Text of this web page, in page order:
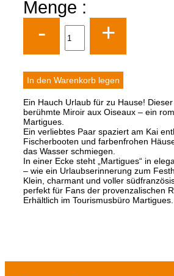
Menge :
- +
Ein Hauch Urlaub für zu Hause!
berühmte Miroir aux Oiseaux – ein
Martigues.
Ein verliebtes Paar spaziert am Kai
Fischerbooten und farbenfrohen
das Wasser schmiegen.
In einer Ecke steht „Martigues“ in
– wie ein Urlaubserinnerung zum
Klein, charmant und voller
perfekt für Fans der provenzalischen
Erhältlich im Tourismusbüro Martigues.